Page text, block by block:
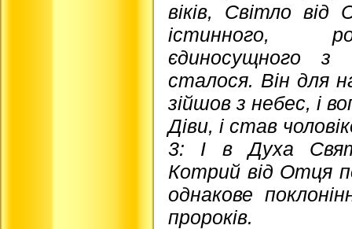
віків, Світло від
істинного,
єдиносущного
сталося. Він для
зійшов з небес, і
Діви, і став
3: І в Духа
Котрий від Отця
однакове
пророків.